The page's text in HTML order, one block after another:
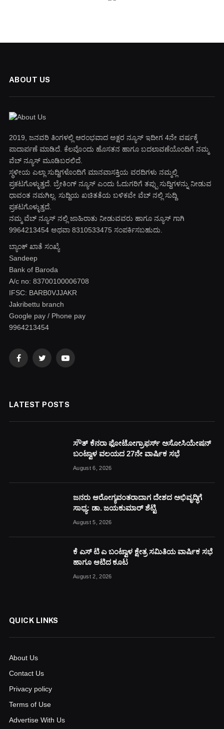
ABOUT US
2019, ಜನವರಿ‌ ತಿಂಗಳಲ್ಲಿ ಆರಂಭವಾದ ಅಕ್ಷರ ನ್ಯೂಸ್ ಇದೀಗ 4ನೇ ವರ್ಷಕ್ಕೆ
ಪಾದಾರ್ಪಣೆ ಮಾಡಿದೆ. ಕೆಲವೊಂದು ಹೊಸತನ ಹಾಗೂ ಬದಲಾವಣೆಯೊಂದಿಗೆ ನಮ್ಮ
ವೆಬ್ ನ್ಯೂಸ್ ಮೂಡಿಬರಲಿದೆ.
ಸ್ಥಳೀಯ ಎಲ್ಲಾ ಸುದ್ದಿಗಳೊಂದಿಗೆ ಮಾನವಾಸಕ್ತಿಯ ವರದಿಗಳು ನಮ್ಮಲ್ಲಿ
ಪ್ರಕಟಗೊಳ್ಳುತ್ತದೆ. ಬ್ರೇಕಿಂಗ್ ನ್ಯೂಸ್ ಎಂದು ಓದುಗರಿಗೆ ತಪ್ಪು ಸುದ್ದಿಗಳನ್ನು ನೀಡುವ
ಧಾವಂತ ನಮಗಿಲ್ಲ. ಸುದ್ದಿಯ ಖಚಿತತೆಯ ಬಳಿಕವೇ ವೆಬ್ ನಲ್ಲಿ ಸುದ್ದಿ
ಪ್ರಕಟಗೊಳ್ಳುತ್ತದೆ.
ನಮ್ಮ ವೆಬ್ ನ್ಯೂಸ್ ನಲ್ಲಿ ಜಾಹಿರಾತು ನೀಡುವವರು ಹಾಗೂ ನ್ಯೂಸ್ ಗಾಗಿ
9964213454 ಅಥವಾ 8310533475 ಸಂಪರ್ಕಿಸಬಹುದು.
ಬ್ಯಾಂಕ್ ಖಾತೆ ಸಂಖ್ಯೆ
Sandeep
Bank of Baroda
A/c no: 83700100006708
IFSC: BARB0VJJAKR
Jakribettu branch
Google pay / Phone pay
9964213454
FacebookTwitter YouTube
LATEST POSTS
ಸೌತ್ ಕೆನರಾ ಫೋಟೋಗ್ರಾಫರ್ಸ್ ಅಸೋಸಿಯೇಷನ್
ಬಂಟ್ವಾಳ ವಲಯದ 27ನೇ ವಾರ್ಷಿಕ ಸಭೆ
August 6, 2026
ಜನರು ಆರೋಗ್ಯವಂತರಾದಾಗ ದೇಶದ ಅಭಿವೃದ್ಧಿಗೆ
ಸಾಧ್ಯ: ಡಾ. ಜಯಕುಮಾರ್ ಶೆಟ್ಟಿ
August 5, 2026
ಕೆ ಎಸ್ ಟಿ ಎ ಬಂಟ್ವಾಳ ಕ್ಷೇತ್ರ ಸಮಿತಿಯ ವಾರ್ಷಿಕ ಸಭೆ
ಹಾಗೂ ಆಟಿದ ಕೂಟ
August 2, 2026
QUICK LINKS
About Us
Contact Us
Privacy policy
Terms of Use
Advertise With Us